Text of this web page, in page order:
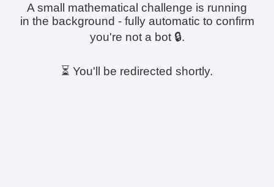
A small mathematical challenge is running
in the background - fully automatic to confirm
you're not a bot 🔒.
⏳ You'll be redirected shortly.